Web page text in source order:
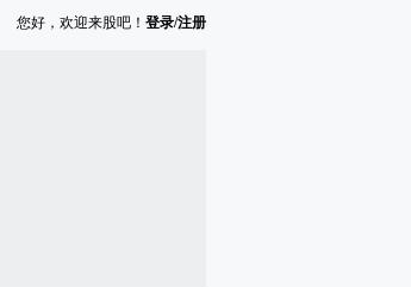
您好，欢迎来股吧！ 登录/注册